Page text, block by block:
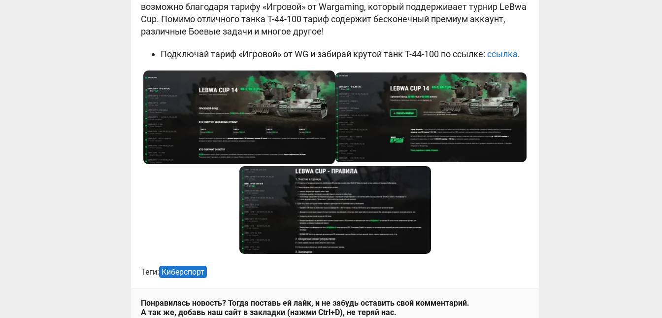
возможно благодаря тарифу «Игровой» от Wargaming, который поддерживает турнир LeBwa
Cup. Помимо отличного танка Т-44-100 тариф содержит бесконечный премиум аккаунт,
различные Боевые задачи и многое другое!
Подключай тариф «Игровой» от WG и забирай крутой танк Т-44-100 по ссылке: ссылка.
Теги: Киберспорт
Понравилась новость? Тогда поставь ей лайк, и не забудь оставить свой комментарий.
А так же, добавь наш сайт в закладки (нажми Ctrl+D), не теряй нас.